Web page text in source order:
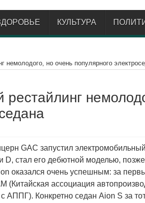
КУЛЬТУРА
немолодого, но очень популярного
GAC запустил
стал его дебютной моделью,
оказался очень успешным: за
(Китайская ассоциация
АППГ). Конкретно седан Aion S за